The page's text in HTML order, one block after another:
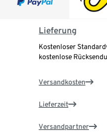
Lieferung
Kostenloser
kostenlose
Versandkosten
Lieferzeit
Versandpartner